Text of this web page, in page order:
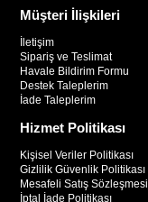
Müşteri İlişkileri
İletişim
Sipariş ve Teslimat
Havale Bildirim Formu
Destek Taleplerim
İade Taleplerim
Hizmet Politikası
Kişisel Veriler Politikası
Gizlilik Güvenlik Politikası
Mesafeli Satış Sözleşmesi
İptal İade Politikası